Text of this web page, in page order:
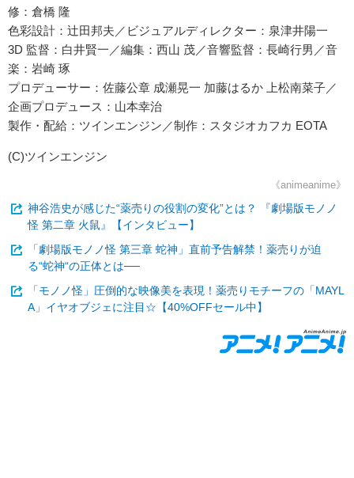
修：倉橋 隆
色彩設計：辻田邦夫／ビジュアルディレクター：泉津井陽一
3D 監督：白井賢一／編集：西山 茂／音響監督：長崎行男／音
楽：岩崎 琢
プロデューサー：佐藤公章 成瀬晃一 加藤はるか 上松南菜子／
企画プロデュース：山本幸治
製作・配給：ツインエンジン／制作：スタジオカフカ EOTA
(C)ツインエンジン
《animeanime》
神谷浩史が感じた“薬売りの役割の変化”とは？ 『劇場版モノノ
怪 第二章 火鼠』【インタビュー】
「劇場版モノノ怪 第三章 蛇神」直前予告解禁！薬売りが迫
る“蛇神“の正体とは──
「モノノ怪」圧倒的な映像美を表現！薬売りモチーフの「MAYL
A」イヤオブジェに注目☆【40%OFFセール中】